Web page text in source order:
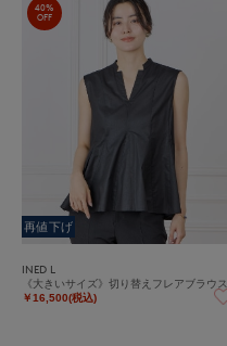
40%
OFF
再値下げ
INED L
《大きいサイズ》切り替えフレアブラウス
￥16,500(税込)